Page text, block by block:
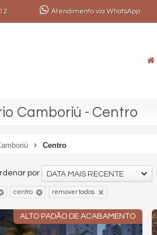
Atendimento via WhatsApp
Camboriú - Centro
Centro
por DATA MAIS RECENTE
centro remover todos
ALTO PADÃO DE ACABAMENTO